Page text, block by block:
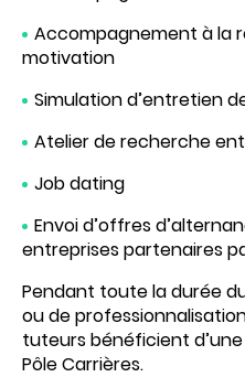
Accompagnement à la
motivation
Simulation d’entretien
Atelier de recherche
Job dating
Envoi d’offres
entreprises partenaires
Pendant toute la durée
ou de
tuteurs bénéficient
Pôle Carrières.